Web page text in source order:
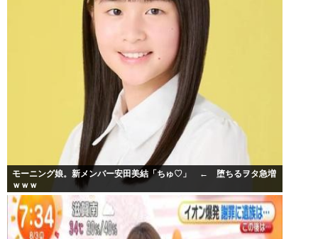
モーニング娘。新メンバー安田美結「ちゅ♡」 ← 堕ちるヲタ急増
ｗｗｗ